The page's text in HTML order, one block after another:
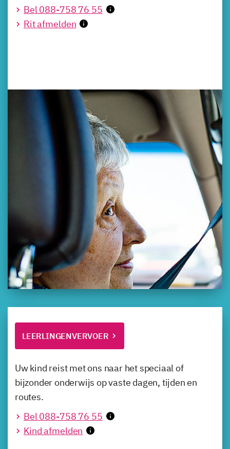
Bel 088-758 76 55
Rit afmelden
LEERLINGENVERVOER
Uw kind reist met ons naar het speciaal of
bijzonder onderwijs op vaste dagen, tijden en
routes.
Bel 088-758 76 55
Kind afmelden